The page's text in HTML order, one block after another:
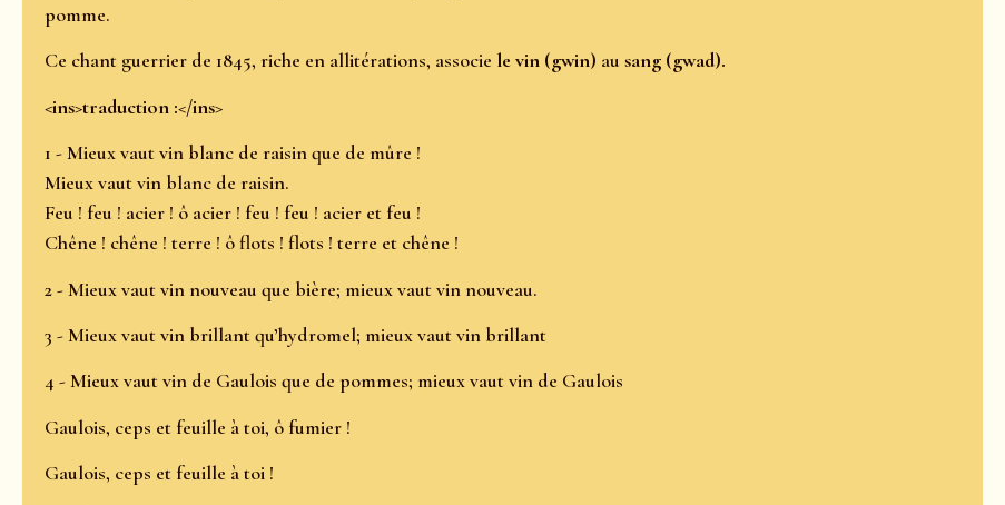
pomme.
Ce chant guerrier de 1845, riche en allitérations, associe le vin (gwin) au sang (gwad).
<ins>traduction :</ins>
1 - Mieux vaut vin blanc de raisin que de mûre !
Mieux vaut vin blanc de raisin.
Feu ! feu ! acier ! ô acier ! feu ! feu ! acier et feu !
Chêne ! chêne ! terre ! ô flots ! flots ! terre et chêne !
2 - Mieux vaut vin nouveau que bière; mieux vaut vin nouveau.
3 - Mieux vaut vin brillant qu’hydromel; mieux vaut vin brillant
4 - Mieux vaut vin de Gaulois que de pommes; mieux vaut vin de Gaulois
Gaulois, ceps et feuille à toi, ô fumier !
Gaulois, ceps et feuille à toi !